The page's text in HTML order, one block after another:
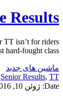
Results
TT isn’t for riders
fought class […]
ماشین های جدید
Senior Results, TT:
Date: ژوئن 10, 2016